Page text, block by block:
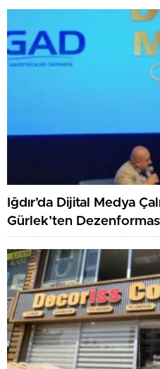
Iğdır’da Dijital Medya
Gürlek’ten
Düzenlemesi Mesajı